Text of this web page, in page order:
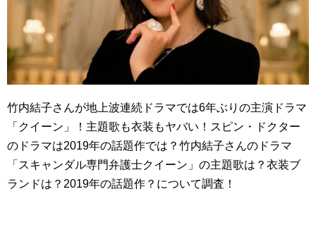
竹内結子さんが地上波連続ドラマでは6年ぶりの主演ドラマ
「クイーン」！主題歌も衣装もヤバい！スピン・ドクター
のドラマは2019年の話題作では？竹内結子さんのドラマ
「スキャンダル専門弁護士クイーン」の主題歌は？衣装ブ
ランドは？2019年の話題作？について調査！